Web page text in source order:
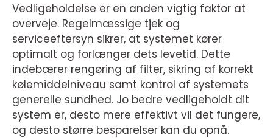
Vedligeholdelse er en anden vigtig faktor at
overveje. Regelmæssige tjek og
serviceeftersyn sikrer, at systemet kører
optimalt og forlænger dets levetid. Dette
indebærer rengøring af filter, sikring af korrekt
kølemiddelniveau samt kontrol af systemets
generelle sundhed. Jo bedre vedligeholdt dit
system er, desto mere effektivt vil det fungere,
og desto større besparelser kan du opnå.